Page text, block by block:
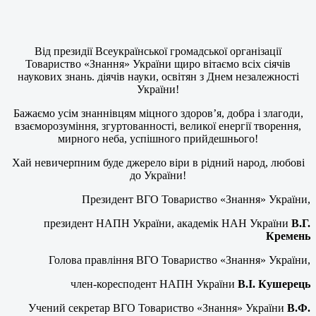
Від президії Всеукраїнської громадської організації
Товариство «Знання» України щиро вітаємо всіх сіячів
наукових знань. діячів науки, освітян з Днем незалежності
України!
Бажаємо усім знаннівцям міцного здоров’я, добра і злагоди,
взаєморозуміння, згуртованності, великої енергії творення,
мирного неба, успішного прийдешнього!
Хай невичерпним буде джерело віри в рідний народ, любові
до України!
Президент ВГО Товариство «Знання» України,
президент НАПН України, академік НАН України В.Г.
Кремень
Голова правління ВГО Товариство «Знання» України,
член-коресподент НАПН України В.І. Кушерець
Учений секретар ВГО Товариство «Знання» України В.Ф.